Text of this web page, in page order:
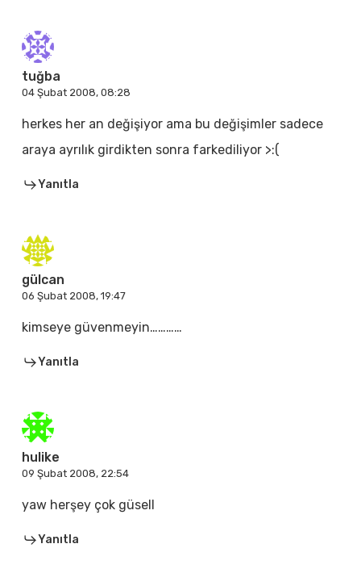
tuğba
04 Şubat 2008, 08:28
herkes her an değişiyor ama bu değişimler sadece
araya ayrılık girdikten sonra farkediliyor >:(
Yanıtla
gülcan
06 Şubat 2008, 19:47
kimseye güvenmeyin…………
Yanıtla
hulike
09 Şubat 2008, 22:54
yaw herşey çok güsell
Yanıtla